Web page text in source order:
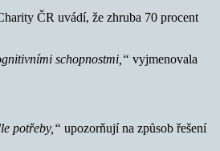
ČR uvádí, že zhruba 70 procent
schopnostmi,“ vyjmenovala
potřeby,“ upozorňují na způsob řešení